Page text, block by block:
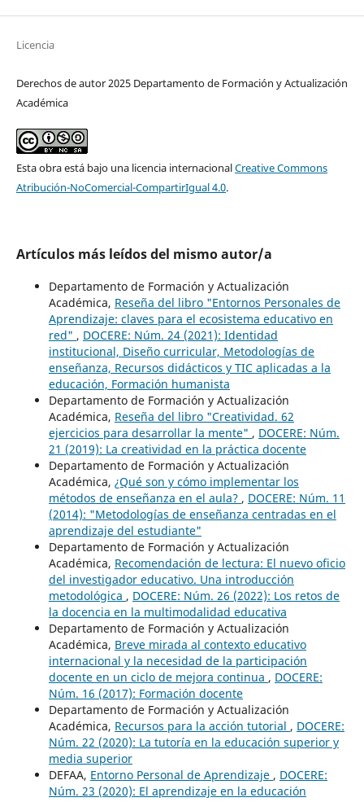
Licencia
Derechos de autor 2025 Departamento de Formación y Actualización
Académica
Esta obra está bajo una licencia internacionalCreative Commons
Atribución-NoComercial-CompartirIgual 4.0.
Artículos más leídos del mismo autor/a
Departamento de Formación y Actualización
Académica, Reseña del libro "Entornos Personales de
Aprendizaje: claves para el ecosistema educativo en
red" , DOCERE: Núm. 24 (2021): Identidad
institucional, Diseño curricular, Metodologías de
enseñanza, Recursos didácticos y TIC aplicadas a la
educación, Formación humanista
Departamento de Formación y Actualización
Académica, Reseña del libro "Creatividad. 62
ejercicios para desarrollar la mente" , DOCERE: Núm.
21 (2019): La creatividad en la práctica docente
Departamento de Formación y Actualización
Académica, ¿Qué son y cómo implementar los
métodos de enseñanza en el aula? , DOCERE: Núm. 11
(2014): "Metodologías de enseñanza centradas en el
aprendizaje del estudiante"
Departamento de Formación y Actualización
Académica, Recomendación de lectura: El nuevo oficio
del investigador educativo. Una introducción
metodológica , DOCERE: Núm. 26 (2022): Los retos de
la docencia en la multimodalidad educativa
Departamento de Formación y Actualización
Académica, Breve mirada al contexto educativo
internacional y la necesidad de la participación
docente en un ciclo de mejora continua , DOCERE:
Núm. 16 (2017): Formación docente
Departamento de Formación y Actualización
Académica, Recursos para la acción tutorial , DOCERE:
Núm. 22 (2020): La tutoría en la educación superior y
media superior
DEFAA, Entorno Personal de Aprendizaje , DOCERE:
Núm. 23 (2020): El aprendizaje en la educación